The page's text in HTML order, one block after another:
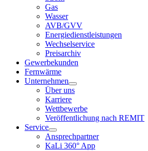
Gas
Wasser
AVB/GVV
Energiedienstleistungen
Wechselservice
Preisarchiv
Gewerbekunden
Fernwärme
Unternehmen
Über uns
Karriere
Wettbewerbe
Veröffentlichung nach REMIT
Service
Ansprechpartner
KaLi 360° App